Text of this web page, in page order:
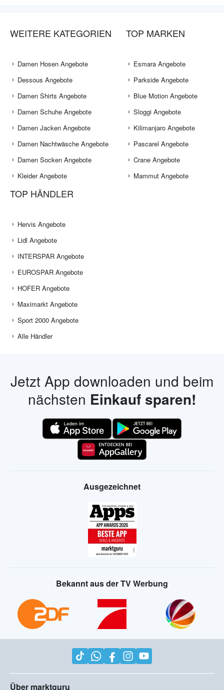
WEITERE KATEGORIEN
Damen Hosen Angebote
Dessous Angebote
Damen Shirts Angebote
Damen Schuhe Angebote
Damen Jacken Angebote
Damen Nachtwäsche Angebote
Damen Socken Angebote
Kleider Angebote
TOP MARKEN
Esmara Angebote
Parkside Angebote
Blue Motion Angebote
Sloggi Angebote
Kilimanjaro Angebote
Pascarel Angebote
Crane Angebote
Mammut Angebote
TOP HÄNDLER
Hervis Angebote
Lidl Angebote
INTERSPAR Angebote
EUROSPAR Angebote
HOFER Angebote
Maximarkt Angebote
Sport 2000 Angebote
Alle Händler
Jetzt App downloaden und beim
nächsten Einkauf sparen!
Ausgezeichnet
Bekannt aus der TV Werbung
Über marktguru